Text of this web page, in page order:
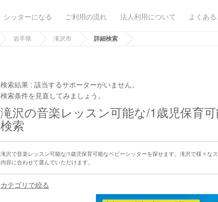
シッターになる ご利用の流れ 法人利用について よくあ
岩手県 滝沢市 詳細検索
検索結果 :該当するサポーターがいません。
検索条件を見直してみましょう。
滝沢の音楽レッスン可能な/1歳児保育
検索
滝沢で音楽レッスン可能な/1歳児保育可能なベビーシッターを探せます。滝沢で様々な
内容に合わせて選んでいただけます。
カテゴリで絞る